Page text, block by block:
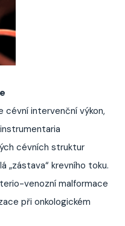
cévní intervenční výkon,
cévních struktur
„zástava“ krevního toku.
venozní malformace
při onkologickém